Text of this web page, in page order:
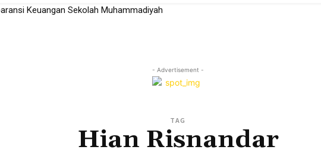
Keuangan Sekolah Muhammadiyah
- Advertisement -
TAG
Hian Risnandar